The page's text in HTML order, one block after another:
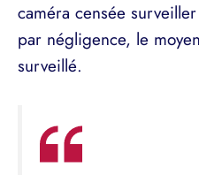
caméra censée
par négligence, le
surveillé.